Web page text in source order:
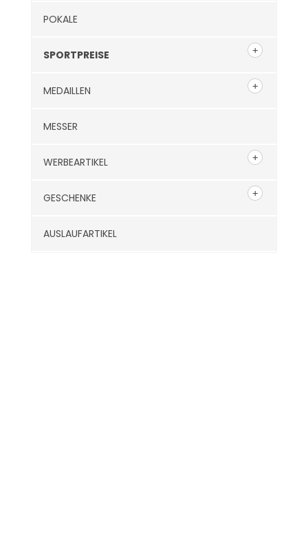
POKALE
SPORTPREISE
MEDAILLEN
MESSER
WERBEARTIKEL
GESCHENKE
AUSLAUFARTIKEL